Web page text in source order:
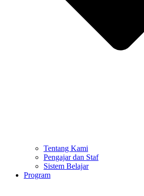
Tentang Kami
Pengajar dan Staf
Sistem Belajar
Program